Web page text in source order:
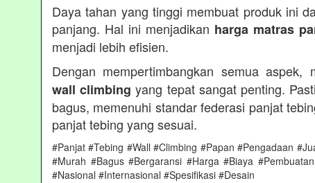
Daya tahan yang tinggi membuat produk ini
panjang. Hal ini menjadikan harga matras
menjadi lebih efisien.
Dengan mempertimbangkan semua aspek,
wall climbing yang tepat sangat penting.
bagus, memenuhi standar federasi panjat
panjat tebing yang sesuai.
#Panjat #Tebing #Wall #Climbing #Papan #Pengadaan
#Murah #Bagus #Bergaransi #Harga #Biaya
#Nasional #Internasional #Spesifikasi #Desain